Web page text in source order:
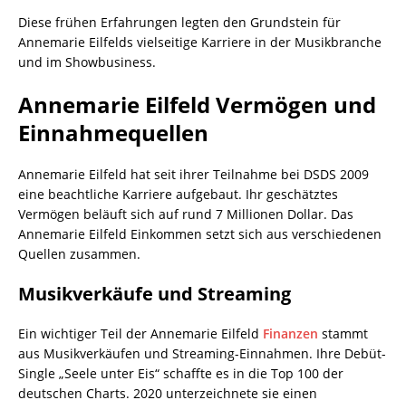
Diese frühen Erfahrungen legten den Grundstein für
Annemarie Eilfelds vielseitige Karriere in der Musikbranche
und im Showbusiness.
Annemarie Eilfeld Vermögen und
Einnahmequellen
Annemarie Eilfeld hat seit ihrer Teilnahme bei DSDS 2009
eine beachtliche Karriere aufgebaut. Ihr geschätztes
Vermögen beläuft sich auf rund 7 Millionen Dollar. Das
Annemarie Eilfeld Einkommen setzt sich aus verschiedenen
Quellen zusammen.
Musikverkäufe und Streaming
Ein wichtiger Teil der Annemarie Eilfeld Finanzen stammt
aus Musikverkäufen und Streaming-Einnahmen. Ihre Debüt-
Single „Seele unter Eis“ schaffte es in die Top 100 der
deutschen Charts. 2020 unterzeichnete sie einen